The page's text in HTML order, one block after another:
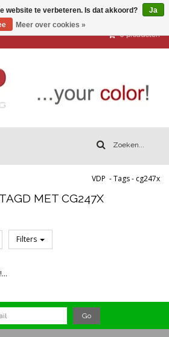
0 producten
VDP -Tags- cg247x
MET CG247X
Filters
website te verbeteren. Is dat akkoord?
Ja
Meer over cookies »